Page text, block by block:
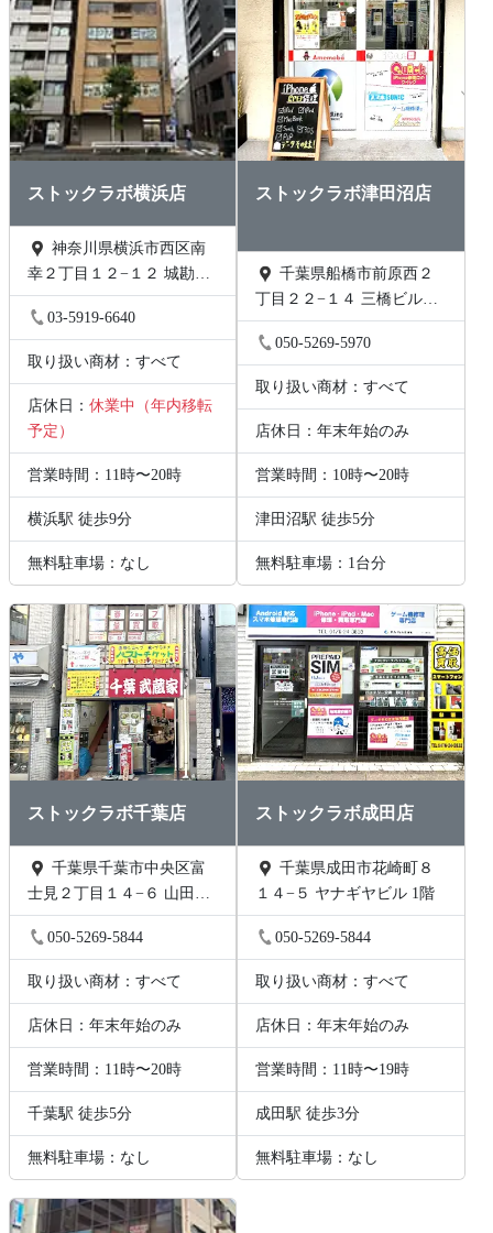
ストックラボ横浜店
幸２丁目１２−１２ 城勘ビ
ル 1F
03-5919-6640
取り扱い商材：すべて
店休日： 休業中（年内移転
予定）
営業時間：11時〜20時
横浜駅 徒歩9分
無料駐車場：なし
ストックラボ津田沼店
千葉県船橋市前原西２
丁目２２−１４ 三橋ビル
202号
050-5269-5970
取り扱い商材：すべて
店休日：年末年始のみ
営業時間：10時〜20時
津田沼駅 徒歩5分
無料駐車場：1台分
ストックラボ千葉店
士見２丁目１４−６ 山田ビ
ル 2階B号
050-5269-5844
取り扱い商材：すべて
店休日：年末年始のみ
営業時間：11時〜20時
千葉駅 徒歩5分
無料駐車場：なし
ストックラボ成田店
千葉県成田市花崎町８
１４−５ ヤナギヤビル 1階
050-5269-5844
取り扱い商材：すべて
店休日：年末年始のみ
営業時間：11時〜19時
成田駅 徒歩3分
無料駐車場：なし